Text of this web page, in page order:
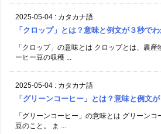
2025-05-04 : カタカナ語
「クロップ」とは？意味と例文が３秒でわ
「クロップ」の意味とは クロップとは、農
ーヒー豆の収穫 ...
2025-05-04 : カタカナ語
「グリーンコーヒー」とは？意味と例文
「グリーンコーヒー」の意味とは グリーン
豆のこと。 ま ...